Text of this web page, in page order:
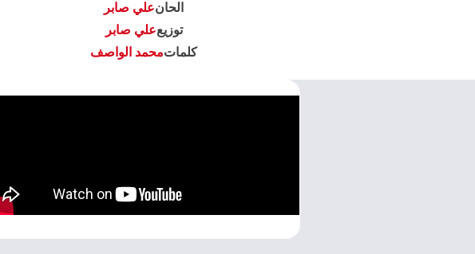
الحانعلي صابر
توزيععلي صابر
كلماتمحمد الواصف